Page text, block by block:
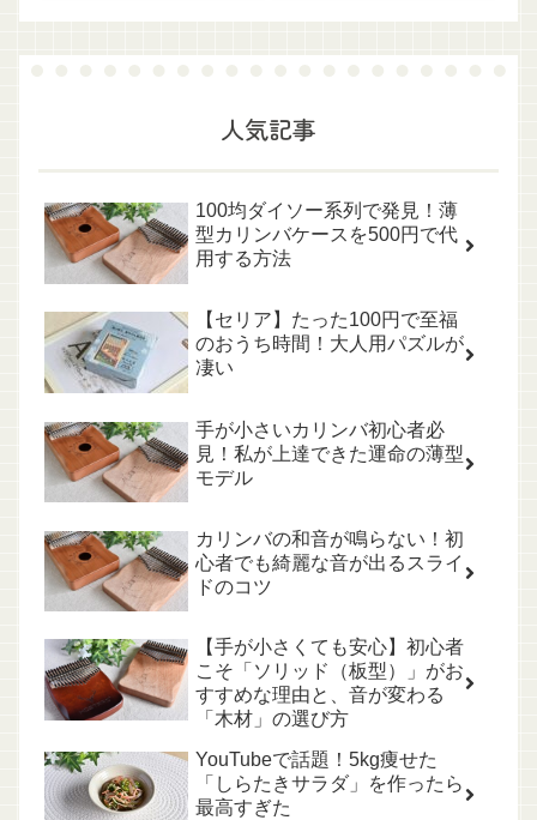
人気記事
100均ダイソー系列で発見！薄
型カリンバケースを500円で代
用する方法
【セリア】たった100円で至福
のおうち時間！大人用パズルが
凄い
手が小さいカリンバ初心者必
見！私が上達できた運命の薄型
モデル
カリンバの和音が鳴らない！初
心者でも綺麗な音が出るスライ
ドのコツ
【手が小さくても安心】初心者
こそ「ソリッド（板型）」がお
すすめな理由と、音が変わる
「木材」の選び方
YouTubeで話題！5kg痩せた
「しらたきサラダ」を作ったら
最高すぎた